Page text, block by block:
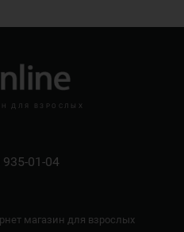
ДЛЯ ВЗРОСЛЫХ
01-04
магазин для взрослых